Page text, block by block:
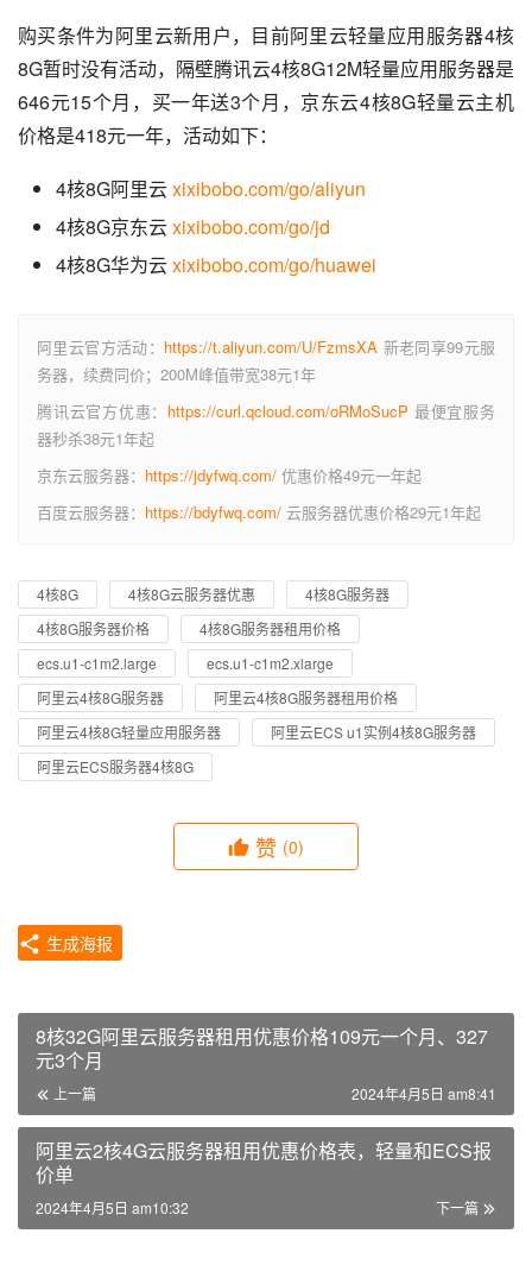
购买条件为阿里云新用户，目前阿里云轻量应用服务器4核
8G暂时没有活动，隔壁腾讯云4核8G12M轻量应用服务器是
646元15个月，买一年送3个月，京东云4核8G轻量云主机
价格是418元一年，活动如下：
4核8G阿里云xixibobo.com/go/aliyun
4核8G京东云xixibobo.com/go/jd
4核8G华为云xixibobo.com/go/huawei
阿里云官方活动： https://t.aliyun.com/U/FzmsXA 新老同享99元服
务器，续费同价；200M峰值带宽38元1年
腾讯云官方优惠： https://curl.qcloud.com/oRMoSucP 最便宜服务
器秒杀38元1年起
京东云服务器： https://jdyfwq.com/ 优惠价格49元一年起
百度云服务器： https://bdyfwq.com/ 云服务器优惠价格29元1年起
4核8G 4核8G云服务器优惠
4核8G服务器
4核8G服务器价格
4核8G服务器租用价格
ecs.u1-c1m2.large
ecs.u1-c1m2.xlarge
阿里云4核8G服务器
阿里云4核8G服务器租用价格
阿里云4核8G轻量应用服务器
阿里云ECS u1实例4核8G服务器
阿里云ECS服务器4核8G
赞 (0)
生成海报
8核32G阿里云服务器租用优惠价格109元一个月、327
元3个月
上一篇 2024年4月5日 am8:41
阿里云2核4G云服务器租用优惠价格表，轻量和ECS报
价单
下一篇
2024年4月5日 am10:32